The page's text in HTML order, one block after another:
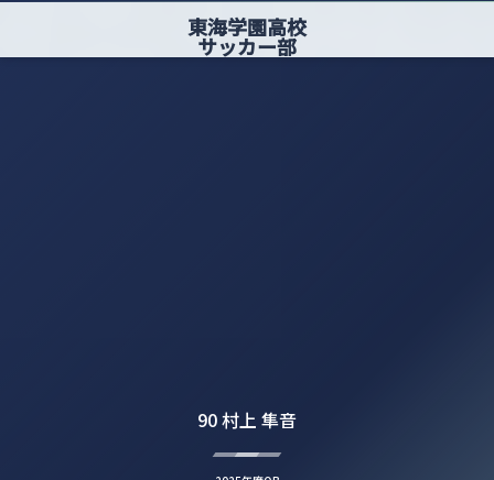
東海学園高校
サッカー部
90 村上 隼音